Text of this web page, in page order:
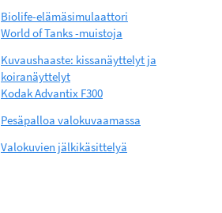
Biolife-elämäsimulaattori
World of Tanks -muistoja
Kuvaushaaste: kissanäyttelyt ja
koiranäyttelyt
Kodak Advantix F300
Pesäpalloa valokuvaamassa
Valokuvien jälkikäsittelyä